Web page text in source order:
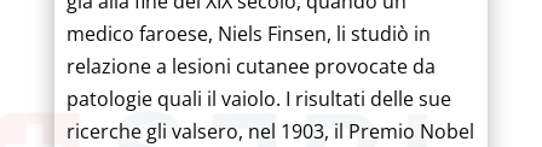
medico faroese, Niels Finsen, li studiò in
relazione a lesioni cutanee provocate da
patologie quali il vaiolo. I risultati delle sue
ricerche gli valsero, nel 1903, il Premio Nobel